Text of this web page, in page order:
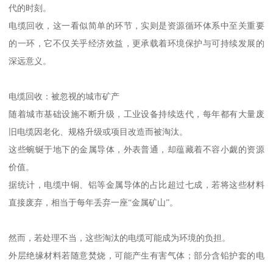
代的时刻。
电缆回收，这一看似简单的环节，实则是资源循环体系中至关重要
的一环，它不仅关乎经济效益，更承载着环境保护与可持续发展的
深远意义。
电缆回收：被忽视的城市矿产
随着城市基础设施不断升级，工业设备持续迭代，每年都有大量废
旧电缆因老化、规格升级或项目改造而被淘汰。
这些蜿蜒于地下的金属导体，外表普通，却蕴藏着不容小觑的资源
价值。
据统计，电缆中铜、铝等金属导体的占比超过七成，若将这些材料
直接废弃，相当于每年丢弃一座“金属矿山”。
然而，若处理不当，这些淘汰的电缆可能成为环境的负担。
外层绝缘材料若随意焚烧，可能产生有害气体；部分含铅护套的电